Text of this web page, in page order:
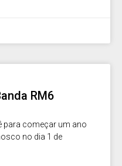
RM6
para começar um ano
no dia 1 de